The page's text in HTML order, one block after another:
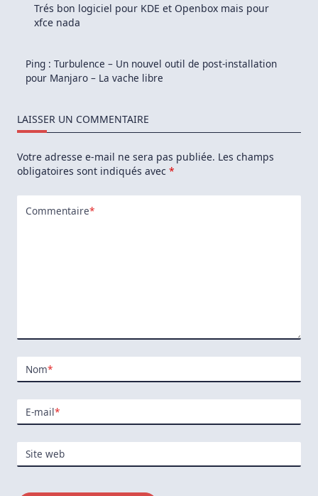
Trés bon logiciel pour KDE et Openbox mais pour
xfce nada
Ping : Turbulence – Un nouvel outil de post-installation
pour Manjaro – La vache libre
LAISSER UN COMMENTAIRE
Votre adresse e-mail ne sera pas publiée. Les champs
obligatoires sont indiqués avec *
Commentaire*
Nom*
E-mail*
Site web